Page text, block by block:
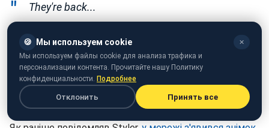
They're back...
Return of the Mongooses!
https://t.co/KGoy9ek8q6
— The European Tour@EuropeanTour)11
листопада 2016 р.
🍪 Мы используем cookie ✕
Мы используем файлы cookie для анализа трафика и
персонализации контента. Прочитайте нашу Политику
конфиденциальности. Подробнее
Отклонить Принять все